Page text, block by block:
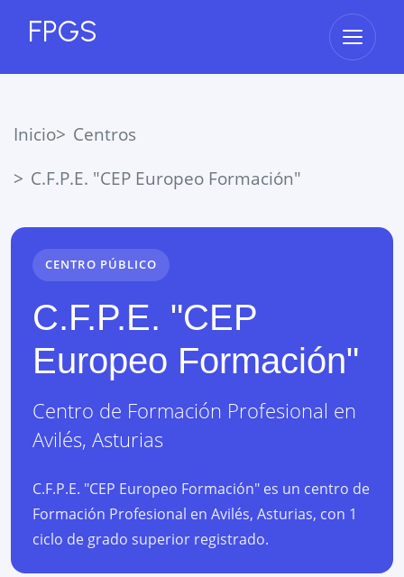
FPGS Abrir
Inicio
Centros
C.F.P.E. "CEP Europeo Formación"
CENTRO PÚBLICO
C.F.P.E. "CEP
Europeo Formación"
Centro de Formación Profesional en
Avilés, Asturias
C.F.P.E. "CEP Europeo Formación" es un centro de
Formación Profesional en Avilés, Asturias, con 1
ciclo de grado superior registrado.